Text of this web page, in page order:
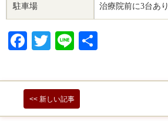
治療院前に3台あり
駐車場
Facebook
Twitter
Line
<< 新しい記事